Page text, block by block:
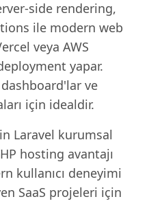
side rendering,
ile modern web
veya AWS
yapar.
ve
için idealdir.
Laravel kurumsal
hosting avantajı
kullanıcı deneyimi
SaaS projeleri için